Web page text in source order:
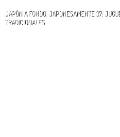
JAPÓN A FONDO: JAPONESAMENTE 37:
TRADICIONALES